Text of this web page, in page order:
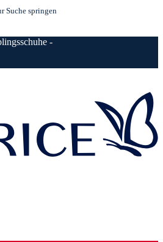
Suche springen
-